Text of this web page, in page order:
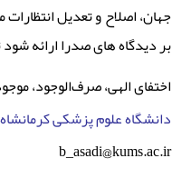
جهان، اصلاح و تعدیل
بر دیدگاه های صدرا ارائه
اختفای‌ الهی، صرف‌الوجود،
دانشگاه علوم پزشکی
b_asadi@kums.ac.ir